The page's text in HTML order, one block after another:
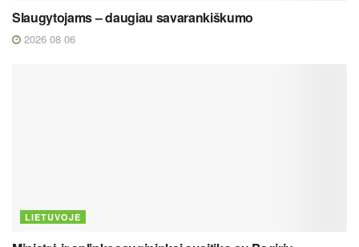
Slaugytojams – daugiau savarankiškumo
2026 08 06
LIETUVOJE